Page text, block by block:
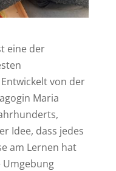
eine der
von der
Maria
Idee, dass jedes
am Lernen hat